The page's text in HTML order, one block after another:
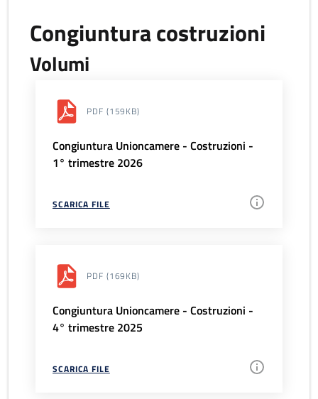
Congiuntura costruzioni
Volumi
PDF (159KB)
Congiuntura Unioncamere - Costruzioni -
1° trimestre 2026
SCARICA FILE
PDF (169KB)
Congiuntura Unioncamere - Costruzioni -
4° trimestre 2025
SCARICA FILE